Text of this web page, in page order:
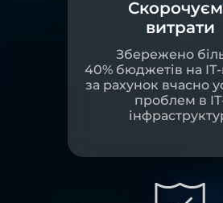
витрати
Збережено
40% бюджетів на
за рахунок вчасно
проблем в